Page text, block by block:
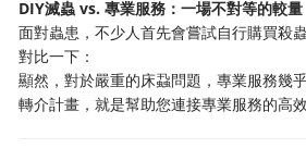
DIY滅蟲 vs. 專業服務：一場不對等的較量
面對蟲患，不少人首先會嘗試自行購買殺
對比一下：
顯然，對於嚴重的床蝨問題，專業服務幾
轉介計畫，就是幫助您連接專業服務的高效